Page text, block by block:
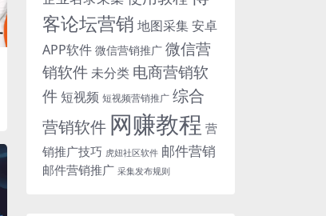
客论坛营销 地图采集安卓
APP软件 微信营销推广 微信营
销软件未分类 电商营销软
件短视频 短视频营销推广 综合
营销软件 网赚教程 营
销推广技巧 虎妞社区软件 邮件营销
邮件营销推广 采集发布规则